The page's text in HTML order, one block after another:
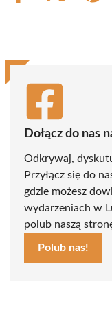
(Twitter)
Dołącz do nas
Odkrywaj,
Przyłącz się do
gdzie możesz
wydarzeniach w
polub naszą
Polub nas!